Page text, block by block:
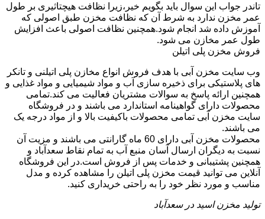
تاندر جواب این سوال باید بگویم خیر،زیرا نظافت هیچتاثیری بر طول
عمر مخزن ندارد به شرط آن که نظافت مخزن طبق اصولی که
آموزش داده شد انجام شود.همچنین نظافت اصولی باعث افزایش
طول عمر مخازن می شود.
فروش مخزن پلی اتیلن
وب سایت مخزن آبی با هدف فروش انواع مخازن پلی اتیلنی و تانکر
های پلاستیکی برای ذخیره سازی آب و مواد شیمیایی و مواد غذایی و
همچنین ارائه پاسخ به سوالات مشتریان فعالیت می کند.تمامی
محصولات دارای گواهینامه استاندارد می باشند و در فروشگاه
سایت مخزن آبی تمامی محصولات باکیفیت بالا و از مواد درجه یک
می باشند.
محصولات مخزن آبی دارای 60 ماه گارانتی می باشند و مزیت آن
نسبت به دیگران ارسال آسان منبع آب به تمام نقاط سعدآباد و
همچنین پشتیبانی و خدمات پس از فروش است.در این فروشگاه
آنلاین می توانید قیمت مخزن پلی اتیلن را مشاهده کرده و مدل
مناسب و مورد نظر خود را به راحتی خریداری کنید.
تولید مخزن اسید در سعدآباد